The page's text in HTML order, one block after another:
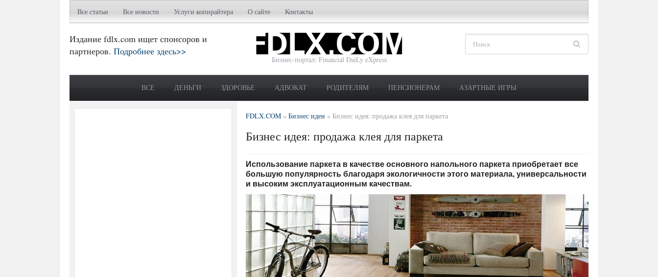
Все статьи Все новости Услуги копирайтера О сайте Контакты
Издание fdlx.com ищет спонсоров и
партнеров. Подробнее здесь>>
Бизнес-портал: Financial DaiLy eXpress
ВСЕ ДЕНЬГИ ЗДОРОВЬЕ АДВОКАТ РОДИТЕЛЯМ ПЕНСИОНЕРАМ АЗАРТНЫЕ ИГРЫ
FDLX.COM » Бизнес идеи » Бизнес идея: продажа клея для паркета
Бизнес идея: продажа клея для паркета
Использование паркета в качестве основного напольного паркета приобретает все
большую популярность благодаря экологичности этого материала, универсальности
и высоким эксплуатационным качествам.